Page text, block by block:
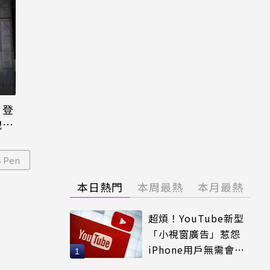
Pen
本日熱門 本周最熱 本月最熱
超煩！YouTube新型
「小視窗廣告」惹怨
iPhone用戶無需會員